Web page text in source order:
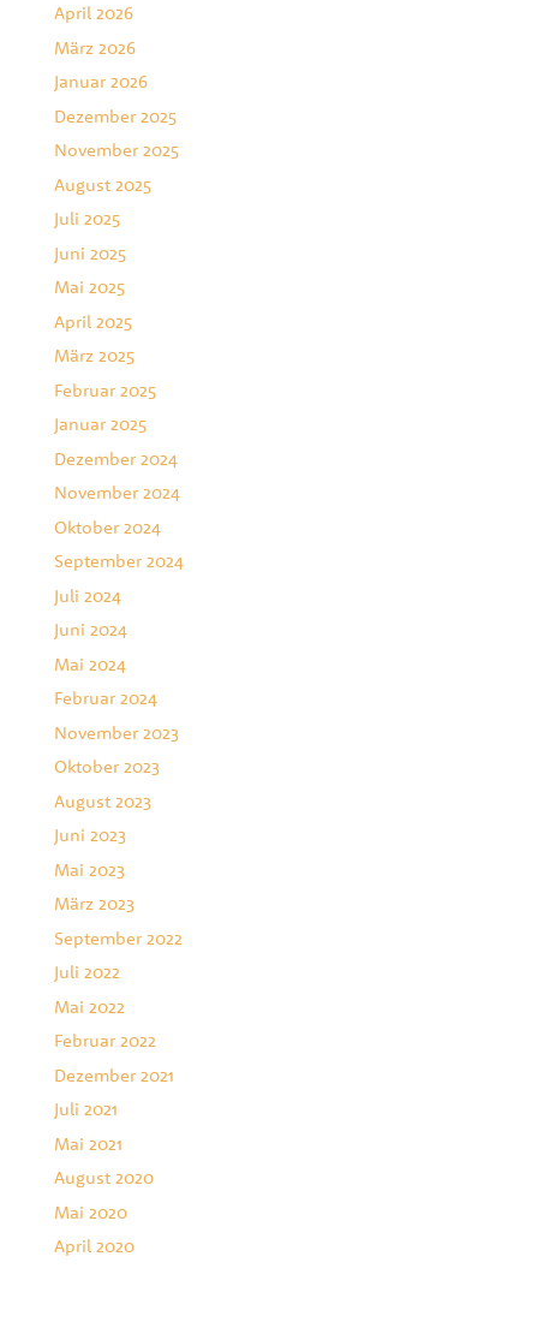
April 2026
März 2026
Januar 2026
Dezember 2025
November 2025
August 2025
Juli 2025
Juni 2025
Mai 2025
April 2025
März 2025
Februar 2025
Januar 2025
Dezember 2024
November 2024
Oktober 2024
September 2024
Juli 2024
Juni 2024
Mai 2024
Februar 2024
November 2023
Oktober 2023
August 2023
Juni 2023
Mai 2023
März 2023
September 2022
Juli 2022
Mai 2022
Februar 2022
Dezember 2021
Juli 2021
Mai 2021
August 2020
Mai 2020
April 2020